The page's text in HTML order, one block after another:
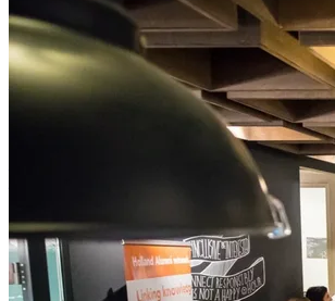
Below, you’ll find information about the event
register, and how to join online. Please take
the details before the event day .
——
現地会場 | Venue：ONE FUKUOKA
〒810-0001 福岡県福岡市
1 Chome-11-1 Tenjin, Chuo Ward,
*オフィス直通エレベーター1F/ B2から6F
Please take the office-direct elevator from 1F
(行き方動画 | Direction video)